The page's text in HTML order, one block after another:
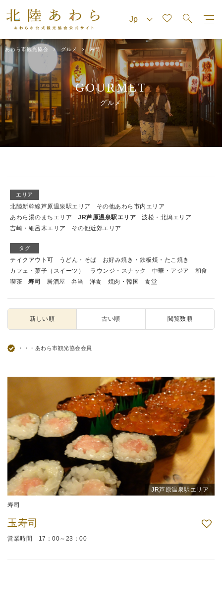
あわら市観光協会 グルメ 寿司
GOURMET
グルメ
エリア
北陸新幹線芦原温泉駅エリア
その他あわら市内エリア
あわら湯のまちエリア
JR芦原温泉駅エリア
波松・北潟エリア
吉崎・細呂木エリア
その他近郊エリア
タグ
テイクアウト可 うどん・そば
お好み焼き・鉄板焼・たこ焼き
カフェ・菓子（スイーツ）
ラウンジ・スナック 中華・アジア
和食
喫茶
寿司 居酒屋 弁当 洋食 焼肉・韓国 食堂
新しい順 古い順 閲覧数順
・・・あわら市観光協会会員
JR芦原温泉駅エリア
寿司
玉寿司
営業時間 17：00～23：00